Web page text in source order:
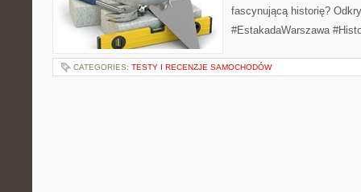
fascynującą historię?
#EstakadaWarszawa
CATEGORIES: TESTY I RECENZJE SAMOCHODÓW